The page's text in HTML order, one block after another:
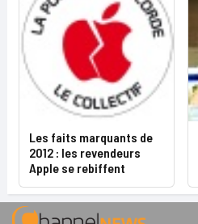
Les faits marquants de
2012 : les revendeurs
Apple se rebiffent